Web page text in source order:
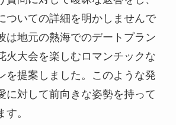
ついての詳細を明かしませんで
は地元の熱海でのデートプラン
火大会を楽しむロマンチックな
を提案しました。このような発
に対して前向きな姿勢を持って
す。